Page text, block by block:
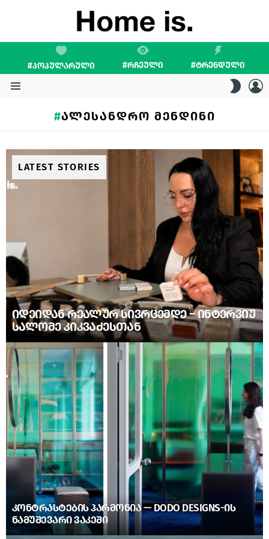
#ᲞᲝᲞᲣᲚᲐᲠᲣᲚᲘ #ᲠᲩᲔᲣᲚᲘ #ᲢᲠᲔᲜᲓᲣᲚᲘ
SKIN
ᲐᲚᲔᲡᲐᲜᲓᲠᲝ ᲛᲔᲜᲓᲘᲜᲘ
LATEST STORIES
ᲘᲓᲔᲘᲓᲐᲜ ᲠᲔᲐᲚᲣᲠ ᲡᲘᲕᲠᲪᲔᲛᲓᲔ – ᲘᲜᲢᲔᲠᲕᲘᲣ
ᲡᲐᲚᲝᲛᲔ ᲙᲘᲙᲕᲐᲫᲔᲡᲗᲐᲜ
ᲙᲝᲜᲢᲠᲐᲡᲢᲔᲑᲘᲡ ᲰᲐᲠᲛᲝᲜᲘᲐ — DODO DESIGNS-ᲘᲡ
ᲜᲐᲛᲣᲨᲔᲕᲐᲠᲘ ᲕᲐᲙᲔᲨᲘ